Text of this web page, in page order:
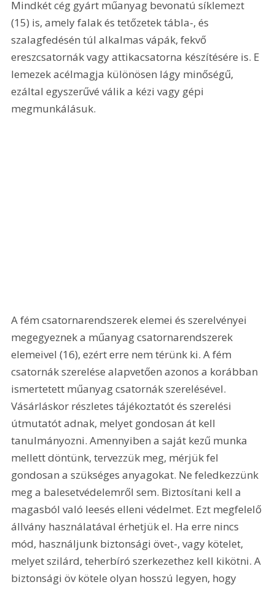
Mindkét cég gyárt műanyag bevonatú síklemezt
(15) is, amely falak és tetőzetek tábla-, és
szalagfedésén túl alkalmas vápák, fekvő
ereszcsatornák vagy attikacsatorna készítésére is. E
lemezek acélmagja különösen lágy minőségű,
ezáltal egyszerűvé válik a kézi vagy gépi
megmunkálásuk.
A fém csatornarendszerek elemei és szerelvényei
megegyeznek a műanyag csatornarendszerek
elemeivel (16), ezért erre nem térünk ki. A fém
csatornák szerelése alapvetően azonos a korábban
ismertetett műanyag csatornák szerelésével.
Vásárláskor részletes tájékoztatót és szerelési
útmutatót adnak, melyet gondosan át kell
tanulmányozni. Amennyiben a saját kezű munka
mellett döntünk, tervezzük meg, mérjük fel
gondosan a szükséges anyagokat. Ne feledkezzünk
meg a balesetvédelemről sem. Biztosítani kell a
magasból való leesés elleni védelmet. Ezt megfelelő
állvány használatával érhetjük el. Ha erre nincs
mód, használjunk biztonsági övet-, vagy kötelet,
melyet szilárd, teherbíró szerkezethez kell kikötni. A
biztonsági öv kötele olyan hosszú legyen, hogy